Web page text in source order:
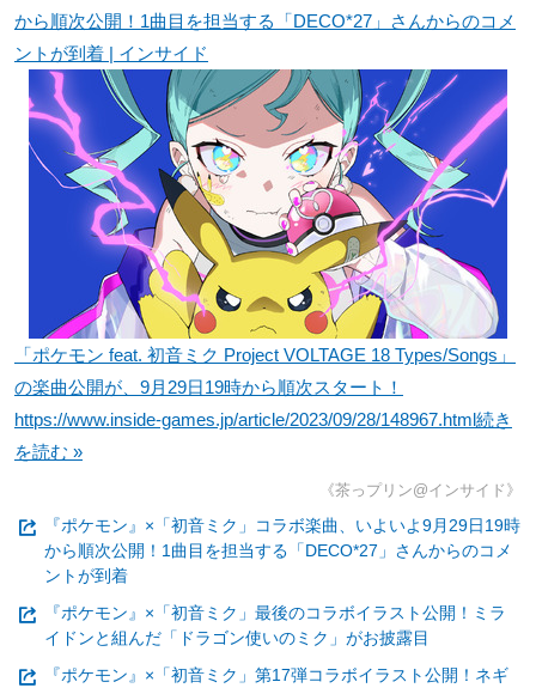
から順次公開！1曲目を担当する「DECO*27」さんからのコメ
ントが到着 | インサイド
「ポケモン feat. 初音ミク Project VOLTAGE 18 Types/Songs」
の楽曲公開が、9月29日19時から順次スタート！
https://www.inside-games.jp/article/2023/09/28/148967.html続き
を読む »
《茶っプリン@インサイド》
『ポケモン』×「初音ミク」コラボ楽曲、いよいよ9月29日19時
から順次公開！1曲目を担当する「DECO*27」さんからのコメ
ントが到着
『ポケモン』×「初音ミク」最後のコラボイラスト公開！ミラ
イドンと組んだ「ドラゴン使いのミク」がお披露目
『ポケモン』×「初音ミク」第17弾コラボイラスト公開！ネギ